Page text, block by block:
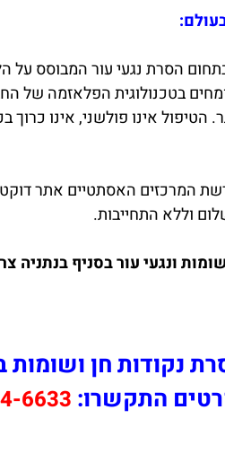
הסרת נגעי עור המבוסס
בטכנולוגית הפלאזמה של
אינו פולשני, אינו כרוך
וללא התחייבות.
ונגעי עור בסניף בנתניה
נקודות חן ושומות
התקשרו: 6633